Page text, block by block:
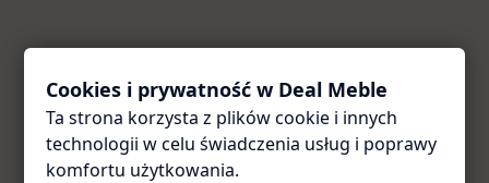
Coś poszło nie tak
Przepraszamy za utrudnienia. Odśwież stronę — zwykle
Cookies i prywatność w Deal Meble
Ta strona korzysta z plików cookie i innych
technologii w celu świadczenia usług i poprawy
komfortu użytkowania.